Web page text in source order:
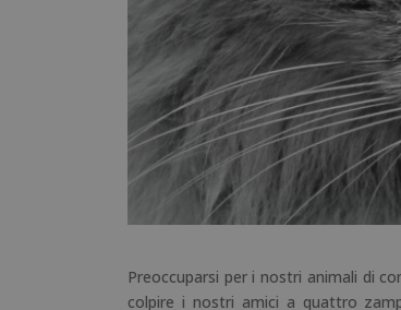
Preoccuparsi per i nostri animali di
colpire i nostri amici a quattro